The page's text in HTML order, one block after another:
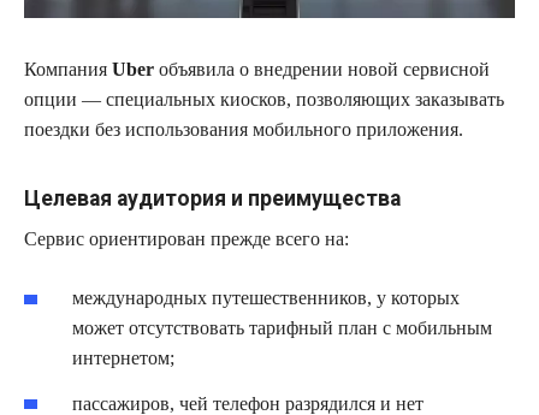
Компания Uber объявила о внедрении новой сервисной
опции — специальных киосков, позволяющих заказывать
поездки без использования мобильного приложения.
Целевая аудитория и преимущества
Сервис ориентирован прежде всего на:
международных путешественников, у которых
может отсутствовать тарифный план с мобильным
интернетом;
пассажиров, чей телефон разрядился и нет